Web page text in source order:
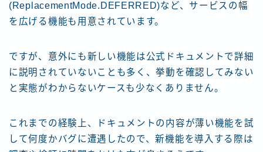
(ReplacementMode.DEFERRED)など、サービスの幅
を広げる機能も用意されています。
ですが、意外にも新しい機能は公式ドキュメントで詳細
に説明されていないことも多く、挙動を確認してみない
と実態がわからないケースも少なくありません。
これまでの経験上、ドキュメントの内容が薄い機能を試
して何度かバグに遭遇したので、新機能を導入する際は